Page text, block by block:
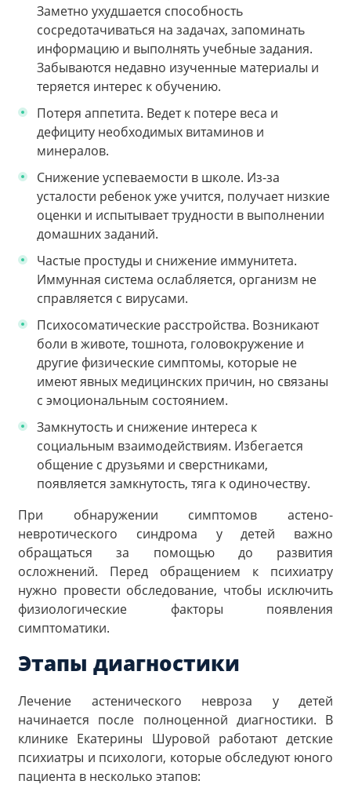
Заметно ухудшается способность
сосредотачиваться на задачах, запоминать
информацию и выполнять учебные задания.
Забываются недавно изученные материалы и
теряется интерес к обучению.
Потеря аппетита. Ведет к потере веса и
дефициту необходимых витаминов и
минералов.
Снижение успеваемости в школе. Из-за
усталости ребенок уже учится, получает низкие
оценки и испытывает трудности в выполнении
домашних заданий.
Частые простуды и снижение иммунитета.
Иммунная система ослабляется, организм не
справляется с вирусами.
Психосоматические расстройства. Возникают
боли в животе, тошнота, головокружение и
другие физические симптомы, которые не
имеют явных медицинских причин, но связаны
с эмоциональным состоянием.
Замкнутость и снижение интереса к
социальным взаимодействиям. Избегается
общение с друзьями и сверстниками,
появляется замкнутость, тяга к одиночеству.
При обнаружении симптомов астено-
невротического синдрома у детей важно
обращаться за помощью до развития
осложнений. Перед обращением к психиатру
нужно провести обследование, чтобы исключить
физиологические факторы появления
симптоматики.
Этапы диагностики
Лечение астенического невроза у детей
начинается после полноценной диагностики. В
клинике Екатерины Шуровой работают детские
психиатры и психологи, которые обследуют юного
пациента в несколько этапов: